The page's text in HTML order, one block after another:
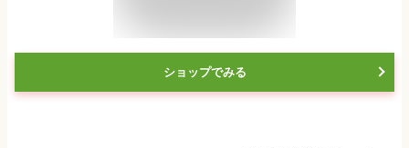
ショップでみる